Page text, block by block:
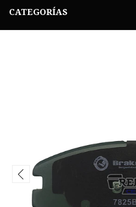
CATEGORÍAS